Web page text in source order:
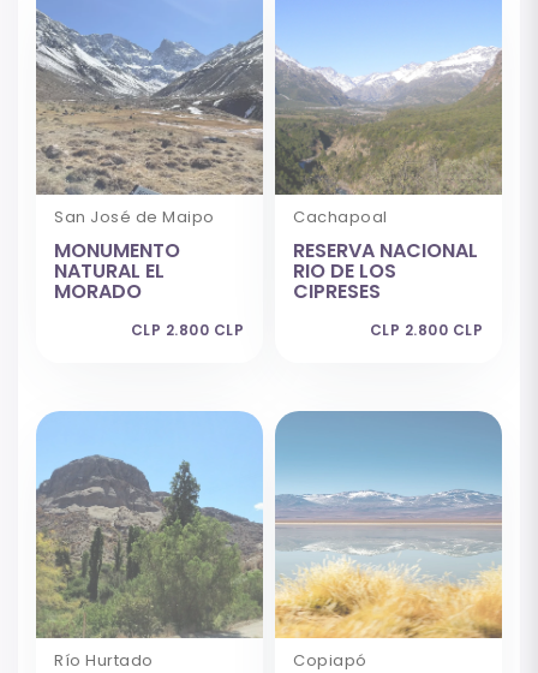
San José de Maipo
MONUMENTO
NATURAL EL
MORADO
CLP 2.800 CLP
Cachapoal
RESERVA NACIONAL
RIO DE LOS
CIPRESES
CLP 2.800 CLP
Río Hurtado Copiapó